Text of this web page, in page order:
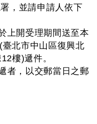
，並請申請人依下
上開受理期間送至本
臺北市中山區復興北
樓)遞件。
者，以交郵當日之郵